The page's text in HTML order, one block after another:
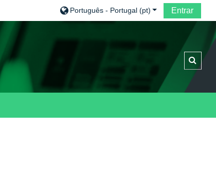
Português - Portugal ‎(pt)‎ Entrar